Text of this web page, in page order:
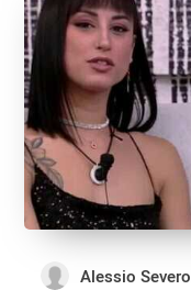
Alessio Severo